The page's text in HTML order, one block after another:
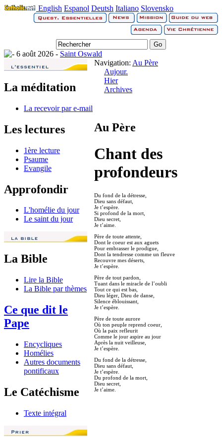
English Espanol Deutsh Italiano Slovensko
6 août 2026 - Saint Oswald
La méditation
La recevoir par e-mail
Les lectures
1ère lecture
Psaume
Evangile
Approfondir
L'homélie du jour
Le saint du jour
La Bible
Lire la Bible
La Bible par thèmes
Ce que dit le
Pape
Encycliques
Homélies
Autres documents
pontificaux
Le Catéchisme
Texte intégral
Navigation: Au Père
Aujour.
Hier
Archives
Au Père
Chant des
profondeurs
Du fond de la détresse,
Dieu sans défaut,
Je t’espère.
Si profond de la mort,
Dieu secret,
Je t’aime.
Père de toute attente,
Dont le coeur est aux aguets
Pour embrasser le prodigue,
Dont la tendresse comme un fleuve
Recouvre mes déserts,
Je t’espère.
Père de tout pardon,
Tuant dans le miracle de l’oubli
Tout ce qui est bas,
Dieu léger, Dieu de danse,
Silence éblouissant,
Je t’espère.
Père de toute aurore
Où ton peuple reprend coeur,
Où la paix refleurit
Comme le jour aspire au jour
Après la nuit veilleuse,
Je t’espère.
Du fond de la détresse,
Dieu sans défaut,
Je t’espère.
Du profond de la mort,
Dieu secret,
Je t’aime.